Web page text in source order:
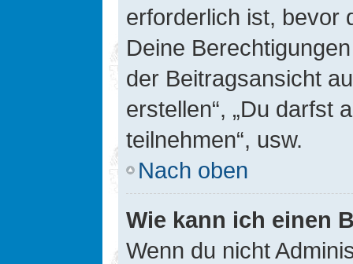
erforderlich ist, bevor
Deine
der Beitragsansicht
erstellen“, „Du darfst
teilnehmen“, usw.
Nach oben
Wie kann ich einen
Wenn du nicht